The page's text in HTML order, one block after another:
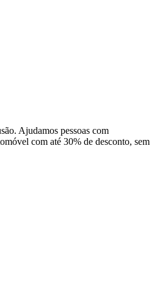
Ajudamos pessoas com
com até 30% de desconto, sem